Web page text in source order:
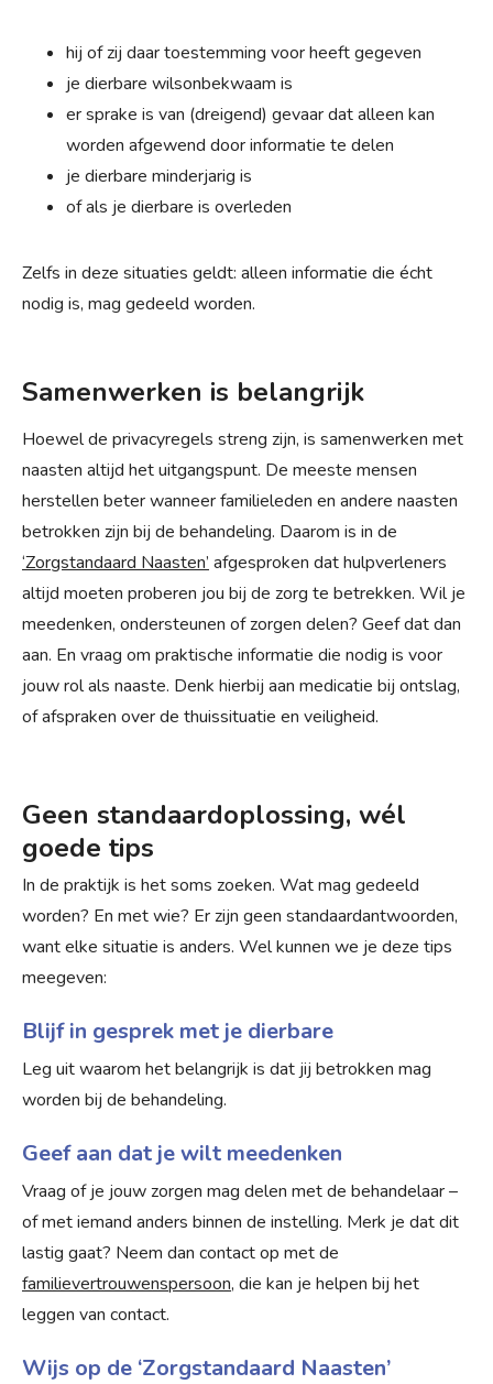
hij of zij daar toestemming voor heeft gegeven
je dierbare wilsonbekwaam is
er sprake is van (dreigend) gevaar dat alleen kan
worden afgewend door informatie te delen
je dierbare minderjarig is
of als je dierbare is overleden
Zelfs in deze situaties geldt: alleen informatie die écht
nodig is, mag gedeeld worden.
Samenwerken is belangrijk
Hoewel de privacyregels streng zijn, is samenwerken met
naasten altijd het uitgangspunt. De meeste mensen
herstellen beter wanneer familieleden en andere naasten
betrokken zijn bij de behandeling. Daarom is in de
‘Zorgstandaard Naasten’ afgesproken dat hulpverleners
altijd moeten proberen jou bij de zorg te betrekken. Wil je
meedenken, ondersteunen of zorgen delen? Geef dat dan
aan. En vraag om praktische informatie die nodig is voor
jouw rol als naaste. Denk hierbij aan medicatie bij ontslag,
of afspraken over de thuissituatie en veiligheid.
Geen standaardoplossing, wél
goede tips
In de praktijk is het soms zoeken. Wat mag gedeeld
worden? En met wie? Er zijn geen standaardantwoorden,
want elke situatie is anders. Wel kunnen we je deze tips
meegeven:
Blijf in gesprek met je dierbare
Leg uit waarom het belangrijk is dat jij betrokken mag
worden bij de behandeling.
Geef aan dat je wilt meedenken
Vraag of je jouw zorgen mag delen met de behandelaar –
of met iemand anders binnen de instelling. Merk je dat dit
lastig gaat? Neem dan contact op met de
familievertrouwenspersoon, die kan je helpen bij het
leggen van contact.
Wijs op de ‘Zorgstandaard Naasten’